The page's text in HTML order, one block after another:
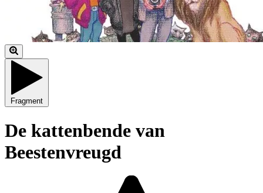
Fragment
De kattenbende van
Beestenvreugd